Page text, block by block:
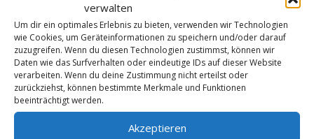
verwalten
Um dir ein optimales Erlebnis zu bieten, verwenden wir Technologien
wie Cookies, um Geräteinformationen zu speichern und/oder darauf
zuzugreifen. Wenn du diesen Technologien zustimmst, können wir
Daten wie das Surfverhalten oder eindeutige IDs auf dieser Website
verarbeiten. Wenn du deine Zustimmung nicht erteilst oder
zurückziehst, können bestimmte Merkmale und Funktionen
beeinträchtigt werden.
Akzeptieren
BestSilver im Praxistest
BestSilver intern
Diabetes